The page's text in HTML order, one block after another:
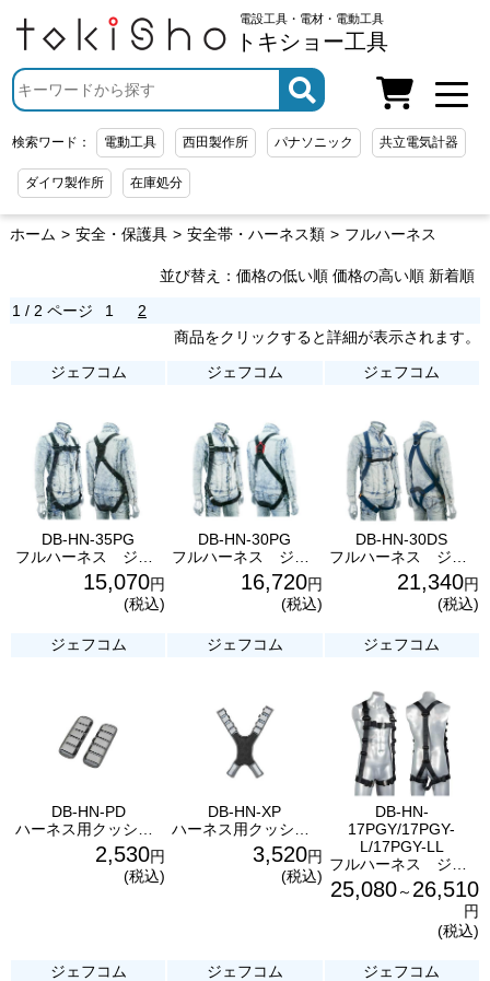
電設工具・電材・電動工具
トキショー工具
検索ワード： 電動工具 西田製作所 パナソニック 共立電気計器
ダイワ製作所 在庫処分
ホーム 安全・保護具 安全帯・ハーネス類 フルハーネス
並び替え：価格の低い順 価格の高い順 新着順
1 / 2 ページ
1
2
商品をクリックすると詳細が表示されます。
ジェフコム
DB-HN-35PG
15,070円
(税込)
ジェフコム
DB-HN-30PG
16,720円
(税込)
ジェフコム
DB-HN-30DS
21,340円
(税込)
ジェフコム
DB-HN-PD
2,530円
(税込)
ジェフコム
DB-HN-XP
3,520円
(税込)
ジェフコム
DB-HN-
17PGY/17PGY-
L/17PGY-LL
25,080～ 26,510
円
(税込)
ジェフコム ジェフコム ジェフコム